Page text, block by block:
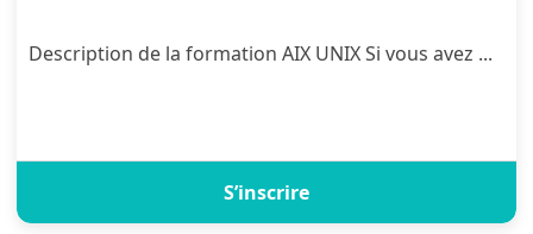
Description de la formation AIX UNIX Si vous avez ...
S’inscrire